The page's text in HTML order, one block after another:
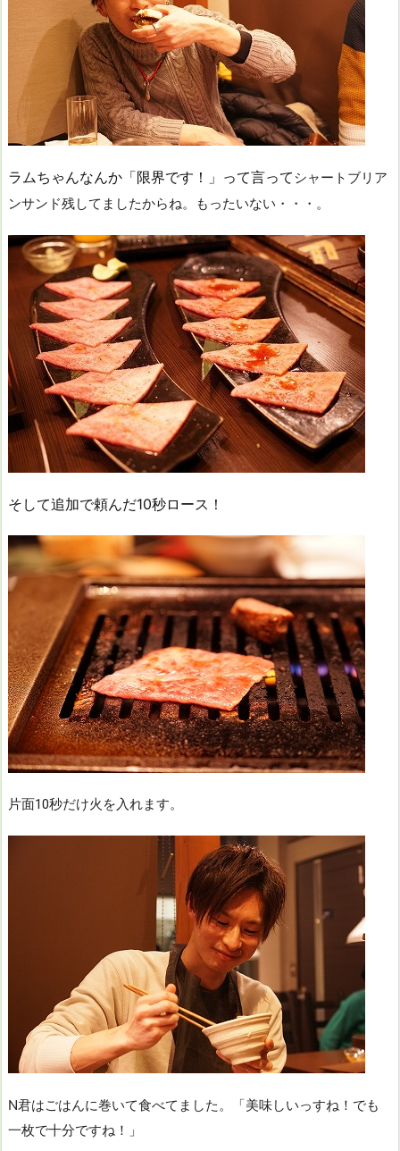
ラムちゃんなんか「限界です！」って言ってシャートブリア
ンサンド残してましたからね。もったいない・・・。
そして追加で頼んだ10秒ロース！
片面10秒だけ火を入れます。
N君はごはんに巻いて食べてました。「美味しいっすね！でも
一枚で十分ですね！」